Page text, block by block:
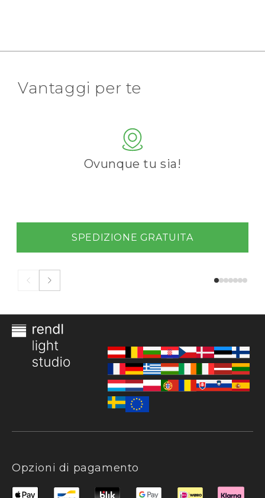
Vantaggi per te
Ovunque tu sia!
SPEDIZIONE GRATUITA
Opzioni di pagamento